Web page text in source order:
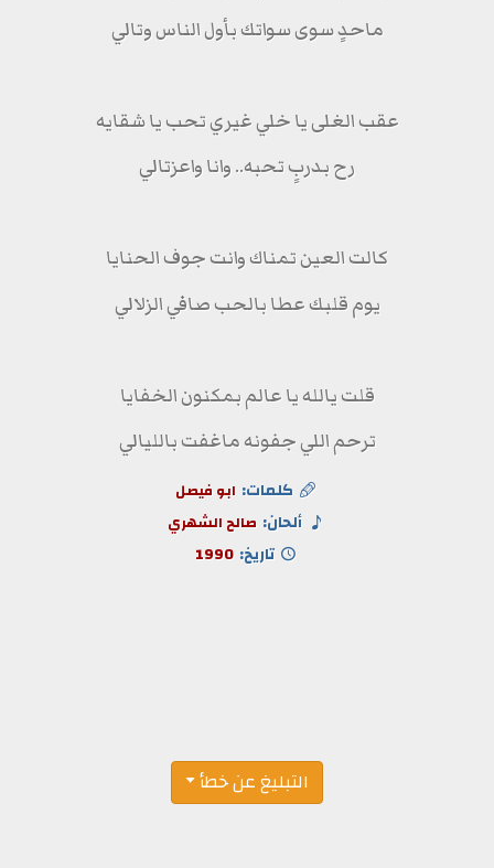
ماحدٍ سوى سواتك بأول الناس وتالي
عقب الغلى يا خلي غيري تحب يا شقايه
رح بدربٍ تحبه.. وانا واعزتالي
كالت العين تمناك وانت جوف الحنايا
يوم قلبك عطا بالحب صافي الزلالي
قلت يالله يا عالم بمكنون الخفايا
ترحم اللي جفونه ماغفت بالليالي
كلمات: ابو فيصل
ألحان: صالح الشهري
تاريخ: 1990
التبليغ عن خطأ